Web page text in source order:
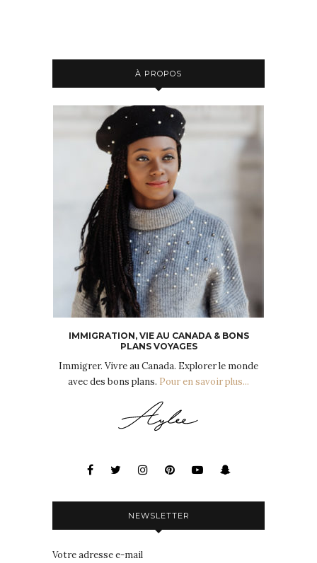
À PROPOS
IMMIGRATION, VIE AU CANADA & BONS
PLANS VOYAGES
Immigrer. Vivre au Canada. Explorer le monde
avec des bons plans. Pour en savoir plus...
NEWSLETTER
Votre adresse e-mail